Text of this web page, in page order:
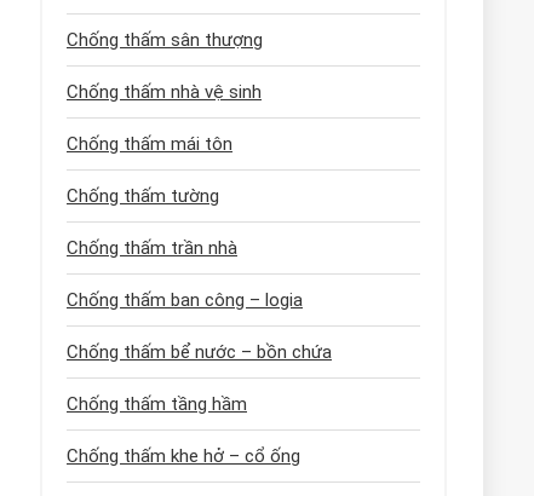
Chống thấm sân thượng
Chống thấm nhà vệ sinh
Chống thấm mái tôn
Chống thấm tường
Chống thấm trần nhà
Chống thấm ban công – logia
Chống thấm bể nước – bồn chứa
Chống thấm tầng hầm
Chống thấm khe hở – cổ ống